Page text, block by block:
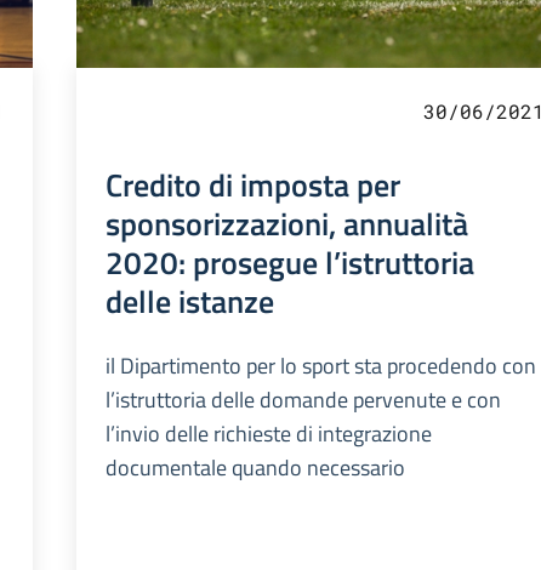
30/06/2021
Credito di imposta per
sponsorizzazioni, annualità
2020: prosegue l’istruttoria
delle istanze
il Dipartimento per lo sport sta procedendo con
l’istruttoria delle domande pervenute e con
l’invio delle richieste di integrazione
documentale quando necessario